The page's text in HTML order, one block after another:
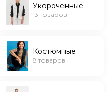
Укороченные
13 товаров
Костюмные
8 товаров